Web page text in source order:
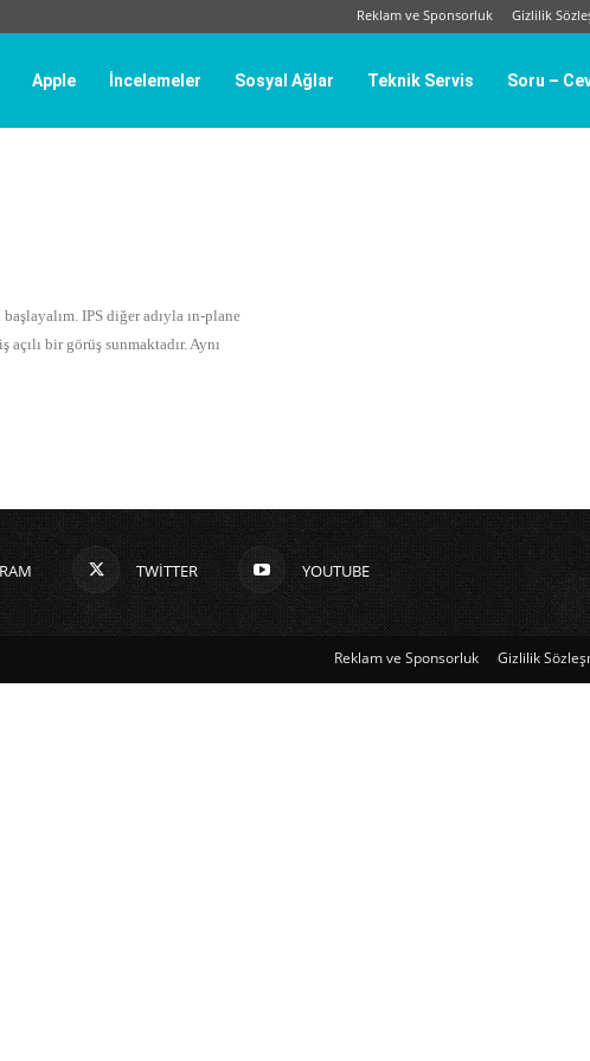
Reklam ve Sponsorluk Gizlilik
Apple İncelemeler Sosyal Ağlar Teknik Servis Soru –
IPS diğer adıyla ın-plane
açılı bir görüş sunmaktadır. Aynı
TWITTER YOUTUBE
Reklam ve Sponsorluk Gizlilik